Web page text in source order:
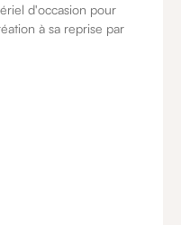
d'occasion pour
à sa reprise par